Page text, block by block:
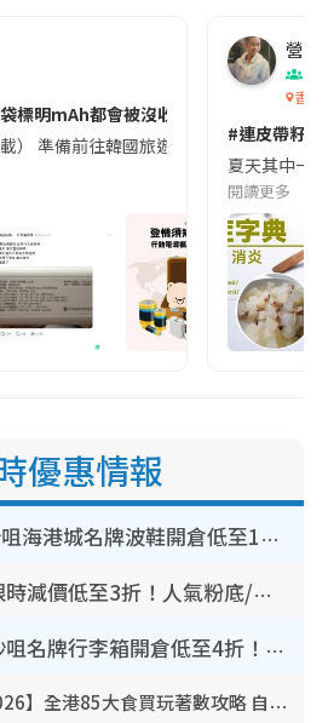
標明mAh都會被沒收😱出發前切記檢查
載） 準備前往韓國旅遊的民眾，近期要
營養
香港
#連皮帶籽
夏天其中一
閱讀更多
優惠情報
開倉優惠 | 尖沙咀海港城名牌波鞋開倉低至1折！On鞋$899起／Joy&Peace鞋履$98起
CHANEL美妝限時減價低至3折！人氣粉底/唇膏/精華液低至$275！COCO香水都有平
開倉優惠｜尖沙咀名牌行李箱開倉低至4折！一連5日 American Tourister/ace./Hallmark $200起！
【8月生日優惠2026】全港85大食買玩著數攻略 自助餐/火鍋放題同行免費＋誠品/DONKI送現金券